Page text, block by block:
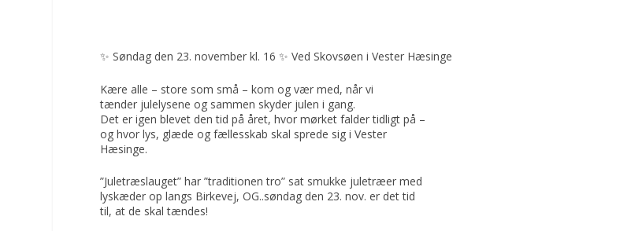
✨ Søndag den 23. november kl. 16 ✨ Ved Skovsøen i Vester Hæsinge
Kære alle – store som små – kom og vær med, når vi
tænder julelysene og sammen skyder julen i gang.
Det er igen blevet den tid på året, hvor mørket falder tidligt på –
og hvor lys, glæde og fællesskab skal sprede sig i Vester
Hæsinge.
”Juletræslauget” har ”traditionen tro” sat smukke juletræer med
lyskæder op langs Birkevej, OG..søndag den 23. nov. er det tid
til, at de skal tændes!